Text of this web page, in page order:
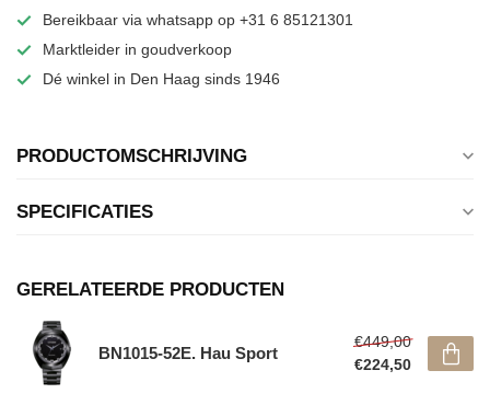
Bereikbaar via whatsapp op +31 6 85121301
Marktleider in goudverkoop
Dé winkel in Den Haag sinds 1946
PRODUCTOMSCHRIJVING
SPECIFICATIES
GERELATEERDE PRODUCTEN
BN1015-52E. Hau Sport
€449,00
€224,50